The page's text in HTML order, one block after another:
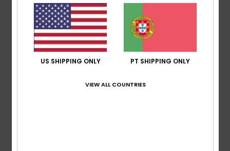
Características
Design leve
Aderência nas palmas das mãos
US SHIPPING ONLY PT SHIPPING ONLY
VIEW ALL COUNTRIES